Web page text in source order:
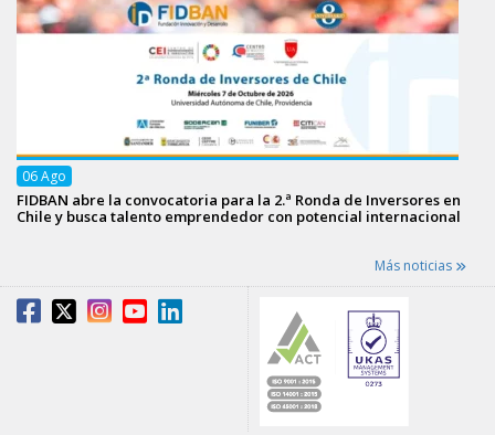
06Ago
FIDBAN abre la convocatoria para la 2.ª Ronda de Inversores en
Chile y busca talento emprendedor con potencial internacional
Más noticias